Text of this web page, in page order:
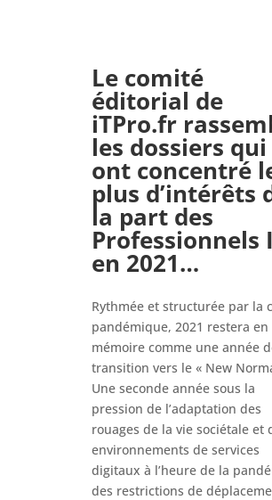
Le comité
éditorial de
iTPro.fr
les dossiers qui
ont concentré
plus d’intérêts
la part des
Professionnels
en 2021…
Rythmée et structurée par la
pandémique, 2021 restera en
mémoire comme une année
transition vers le « New
Une seconde année sous la
pression de l’adaptation des
rouages de la vie sociétale et
environnements de services
digitaux à l’heure de la
des restrictions de